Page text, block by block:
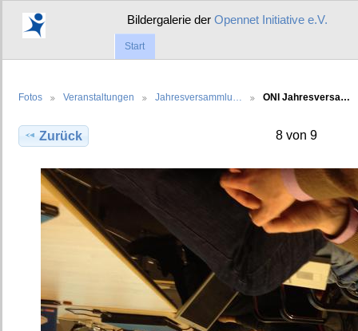
Bildergalerie derOpennet Initiative e.V.
Start
Fotos Veranstaltungen Jahresversammlu… ONI Jahresversa…
Zurück 8 von 9